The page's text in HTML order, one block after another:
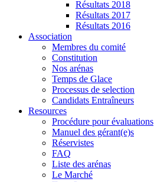
Résultats 2018
Résultats 2017
Résultats 2016
Association
Membres du comité
Constitution
Nos arénas
Temps de Glace
Processus de selection
Candidats Entraîneurs
Resources
Procédure pour évaluations
Manuel des gérant(e)s
Réservistes
FAQ
Liste des arénas
Le Marché